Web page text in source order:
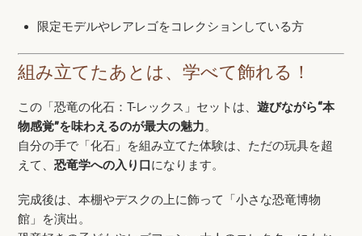
限定モデルやレアレゴをコレクションしている方
組み立てたあとは、学べて飾れる！
この「恐竜の化石：T-レックス」セットは、遊びながら“本
物感覚”を味わえるのが最大の魅力。
自分の手で「化石」を組み立てた体験は、ただの玩具を超
えて、恐竜学への入り口になります。
完成後は、本棚やデスクの上に飾って「小さな恐竜博物
館」を演出。